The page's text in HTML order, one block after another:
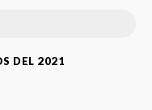
DEL 2021